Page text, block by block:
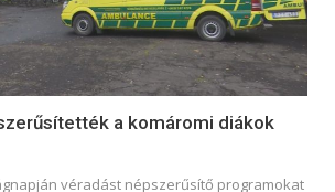
a komáromi diákok
véradást népszerűsítő programokat